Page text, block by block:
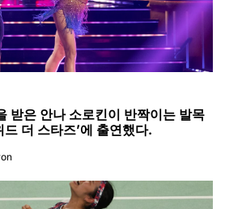
받은 안나 소로킨이 반짝이는 발목
더 스타즈’에 출연했다.